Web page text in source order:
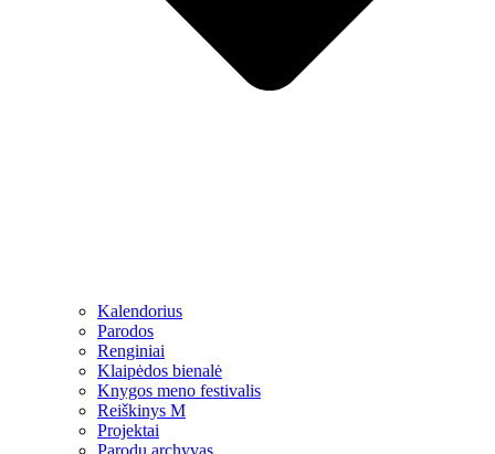
Kalendorius
Parodos
Renginiai
Klaipėdos bienalė
Knygos meno festivalis
Reiškinys M
Projektai